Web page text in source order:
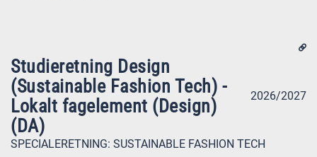
Studieretning Design
(Sustainable Fashion Tech) -
Lokalt fagelement (Design)
(DA)
2026/2027
SPECIALERETNING: SUSTAINABLE FASHION TECH